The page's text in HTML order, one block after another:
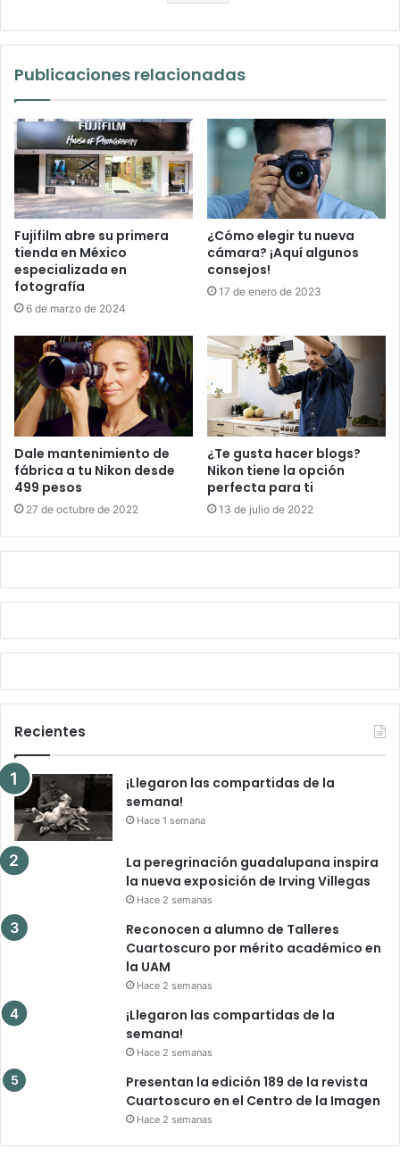
Publicaciones relacionadas
Fujifilm abre su primera
tienda en México
especializada en
fotografía
6 de marzo de 2024
¿Cómo elegir tu nueva
cámara? ¡Aquí algunos
consejos!
17 de enero de 2023
Dale mantenimiento de
fábrica a tu Nikon desde
499 pesos
27 de octubre de 2022
¿Te gusta hacer blogs?
Nikon tiene la opción
perfecta para ti
13 de julio de 2022
Recientes
¡Llegaron las compartidas de la
semana!
Hace 1 semana
La peregrinación guadalupana inspira
la nueva exposición de Irving Villegas
Hace 2 semanas
Reconocen a alumno de Talleres
Cuartoscuro por mérito académico en
la UAM
Hace 2 semanas
¡Llegaron las compartidas de la
semana!
Hace 2 semanas
Presentan la edición 189 de la revista
Cuartoscuro en el Centro de la Imagen
Hace 2 semanas